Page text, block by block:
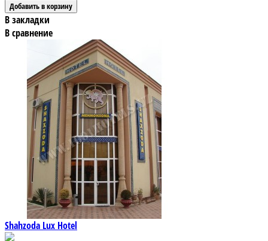
В закладки
В сравнение
Shahzoda Lux Hotel